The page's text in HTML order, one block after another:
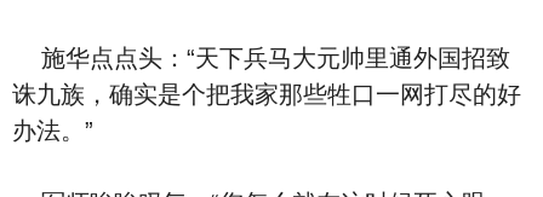
施华点点头：“天下兵马大元帅里通外国招致
诛九族，确实是个把我家那些牲口一网打尽的好
办法。”